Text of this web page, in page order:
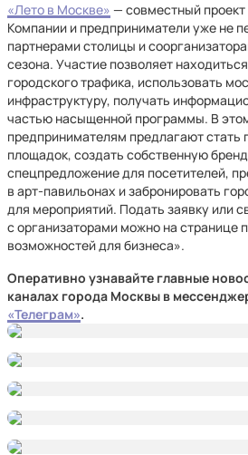
«Лето в Москве» — совместный проект
Компании и предприниматели уже не
партнерами столицы и
сезона. Участие позволяет
городского трафика, использовать
инфраструктуру, получать
частью насыщенной программы. В
предпринимателям предлагают стать
площадок, создать собственную
спецпредложение для посетителей,
в арт-павильонах и забронировать
для мероприятий. Подать заявку или
с организаторами можно на странице
возможностей для бизнеса».
Оперативно узнавайте главные
каналах города Москвы в
«Телеграм».